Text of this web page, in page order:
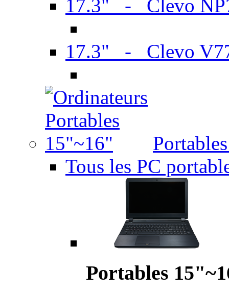
17.3" - Clevo
17.3" - Clevo
Tous les PC
Portables